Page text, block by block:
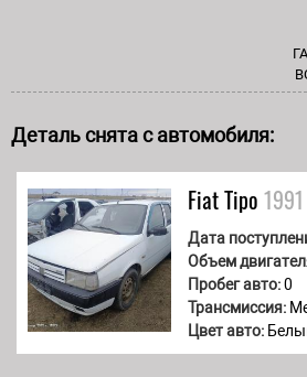
Деталь снята с автомобиля:
FiatTipo 1991
Дата
Объем
Пробег авто:0
Трансмиссия:
Цвет авто: